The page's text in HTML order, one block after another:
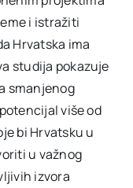
i istražiti
Hrvatska ima
studija pokazuje
smanjenog
više od
bi Hrvatsku u
u važnog
izvora